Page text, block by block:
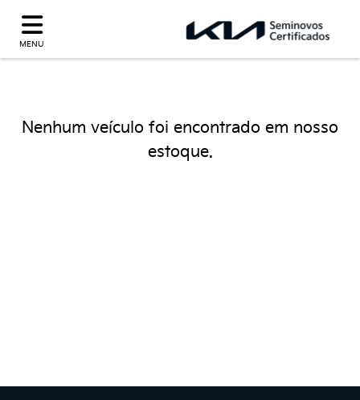
MENU
Nenhum veículo foi encontrado em nosso
estoque.